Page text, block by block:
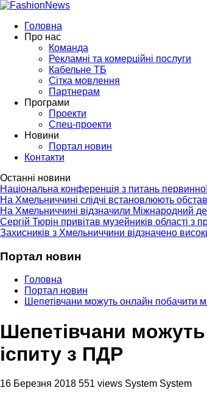
Головна
Про нас
Команда
Рекламні та комерційні послуги
Кабельне ТБ
Сітка мовлення
Партнерам
Програми
Проекти
Спец-проекти
Новини
Портал новин
Контакти
Останні новини
Національна конференція з питань
На Хмельниччині слідчі встановлюють
На Хмельниччині відзначили Міжнародний
Сергій Тюрін привітав музейників області з
Захисників з Хмельниччини відзначено
Портал новин
Головна
Портал новин
Шепетівчани можуть онлайн побачити
Шепетівчани
іспиту з ПДР
16 Березня 2018 551 views System System